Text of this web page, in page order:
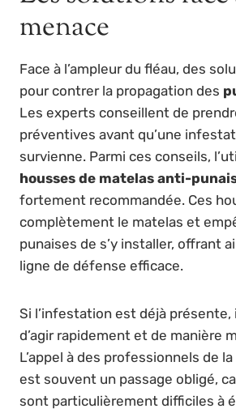
menace
Face à l’ampleur du fléau, des
pour contrer la propagation des
Les experts conseillent de
préventives avant qu’une
survienne. Parmi ces conseils,
housses de matelas anti-
fortement recommandée. Ces
complètement le matelas et
punaises de s’y installer, offrant
ligne de défense efficace.
Si l’infestation est déjà présente,
d’agir rapidement et de manière
L’appel à des professionnels de
est souvent un passage obligé,
sont particulièrement difficiles à